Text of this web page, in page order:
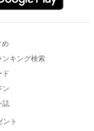
め
ンキング検索
ド
ン
誌
ント